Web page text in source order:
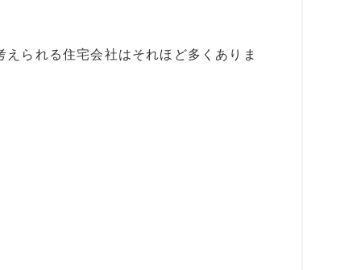
られる住宅会社はそれほど多くありま